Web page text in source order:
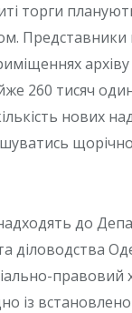
торги
Представники
260 тисяч
нових
щорічно
надходять до
діловодства
правовий
із